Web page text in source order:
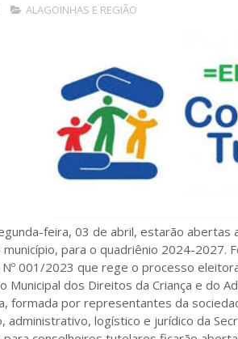
ALAGOINHAS E REGIÃO
feira, 03 de abril, estarão abertas
para o quadriênio 2024-2027.
001/2023 que rege o processo
Municipal dos Direitos da Criança e do
formada por representantes da
administrativo, logístico e jurídico da